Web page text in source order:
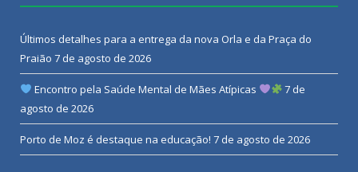
Últimos detalhes para a entrega da nova Orla e da Praça do
Praião 7 de agosto de 2026
Encontro pela Saúde Mental de Mães Atípicas
7 de
agosto de 2026
Porto de Moz é destaque na educação! 7 de agosto de 2026